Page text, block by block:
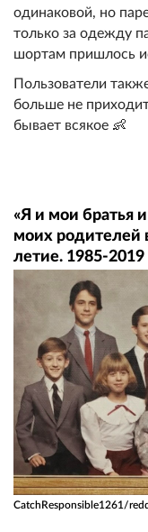
одинаковой, но
только за одежду
шортам пришлось
Пользователи
больше не
бывает всякое 👶
«Я и мои братья
моих родителей
летие. 1985-2019
CatchResponsible1261/